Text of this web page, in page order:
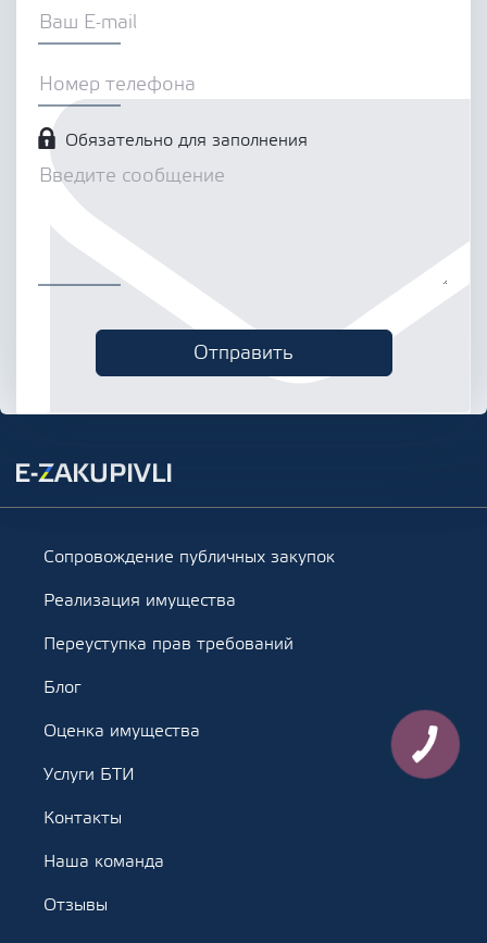
Обязательно для заполнения
Сопровождение публичных закупок
Реализация имущества
Переуступка прав требований
Блог
Оценка имущества
Услуги БТИ
Контакты
Наша команда
Отзывы